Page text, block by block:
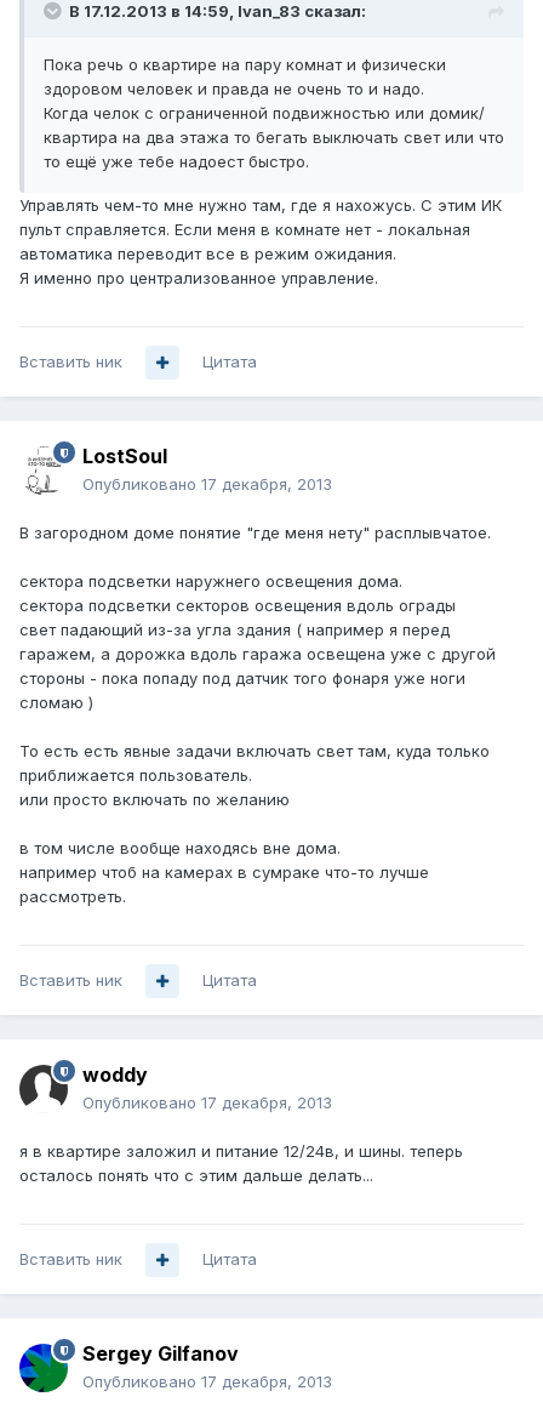
В 17.12.2013 в 14:59, Ivan_83 сказал:
Пока речь о квартире на пару комнат и физически
здоровом человек и правда не очень то и надо.
Когда челок с ограниченной подвижностью или домик/
квартира на два этажа то бегать выключать свет или что
то ещё уже тебе надоест быстро.
Управлять чем-то мне нужно там, где я нахожусь. С этим ИК
пульт справляется. Если меня в комнате нет - локальная
автоматика переводит все в режим ожидания.
Я именно про централизованное управление.
Вставить ник Цитата
LostSoul
Опубликовано 17 декабря, 2013
В загородном доме понятие "где меня нету" расплывчатое.
сектора подсветки наружнего освещения дома.
сектора подсветки секторов освещения вдоль ограды
свет падающий из-за угла здания ( например я перед
гаражем, а дорожка вдоль гаража освещена уже с другой
стороны - пока попаду под датчик того фонаря уже ноги
сломаю )
То есть есть явные задачи включать свет там, куда только
приближается пользователь.
или просто включать по желанию
в том числе вообще находясь вне дома.
например чтоб на камерах в сумраке что-то лучше
рассмотреть.
Вставить ник Цитата
woddy
Опубликовано 17 декабря, 2013
я в квартире заложил и питание 12/24в, и шины. теперь
осталось понять что с этим дальше делать...
Вставить ник Цитата
Sergey Gilfanov
Опубликовано 17 декабря, 2013